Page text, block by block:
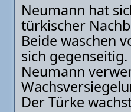
Neumann hat
türkischer
Beide waschen
sich gegenseitig.
Neumann
Der Türke